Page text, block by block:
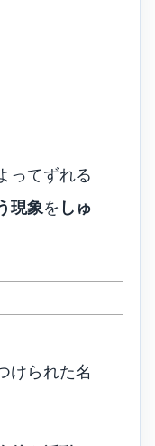
ってずれる
現象を しゅ
けられた名